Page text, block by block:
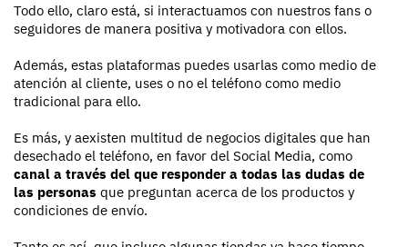
Todo ello, claro está, si interactuamos con nuestros fans o
seguidores de manera positiva y motivadora con ellos.
Además, estas plataformas puedes usarlas como medio de
atención al cliente, uses o no el teléfono como medio
tradicional para ello.
Es más, y aexisten multitud de negocios digitales que han
desechado el teléfono, en favor del Social Media, como
canal a través del que responder a todas las dudas de
las personas que preguntan acerca de los productos y
condiciones de envío.